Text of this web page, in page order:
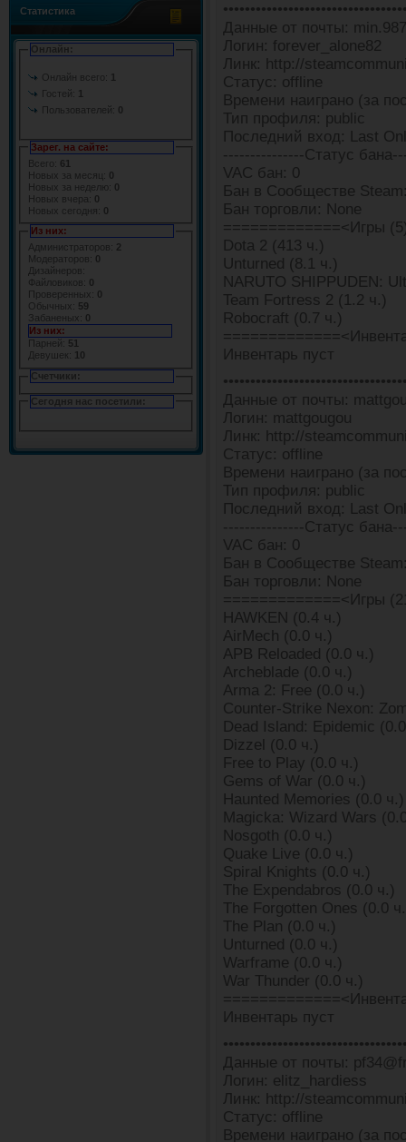
Статистика
Онлайн:
Онлайн всего: 1
Гостей: 1
Пользователей: 0
Зарег. на сайте:
Всего: 61
Новых за месяц: 0
Новых за неделю: 0
Новых вчера: 0
Новых сегодня: 0
Из них:
Администраторов: 2
Модераторов: 0
Дизайнеров:
Файловиков: 0
Проверенных: 0
Обычных: 59
Забаненых: 0
Из них:
Парней: 51
Девушек:
10
Счетчики:
Сегодня нас посетили:
Данные от почты:
Логин: forever_alone82
Линк: http://
Статус: offline
Времени наиграно (за
Тип профиля: public
Последний вход: Last
---------------Статус
VAC бан: 0
Бан в Сообществе
Бан торговли: None
=============<Игры
Dota 2 (413 ч.)
Unturned (8.1 ч.)
NARUTO SHIPPUDEN:
Team Fortress 2 (1.2 ч.)
Robocraft (0.7 ч.)
Инвентарь пуст
Данные от почты:
Логин: mattgougou
Линк: http://
Статус: offline
Времени наиграно (за
Тип профиля: public
Последний вход: Last
---------------Статус
VAC бан: 0
Бан в Сообществе
Бан торговли: None
=============<Игры
HAWKEN (0.4 ч.)
AirMech (0.0 ч.)
APB Reloaded (0.0 ч.)
Archeblade (0.0 ч.)
Arma 2: Free (0.0 ч.)
Counter-Strike Nexon:
Dead Island: Epidemic
Dizzel (0.0 ч.)
Free to Play (0.0 ч.)
Gems of War (0.0 ч.)
Haunted Memories (0.0 ч.)
Magicka: Wizard Wars
Nosgoth (0.0 ч.)
Quake Live (0.0 ч.)
Spiral Knights (0.0 ч.)
The Expendabros (0.0 ч.)
The Forgotten Ones (0.0
The Plan (0.0 ч.)
Unturned (0.0 ч.)
Warframe (0.0 ч.)
War Thunder (0.0 ч.)
Инвентарь пуст
Данные от почты:
Логин: elitz_hardiess
Линк: http://
Статус: offline
Времени наиграно (за